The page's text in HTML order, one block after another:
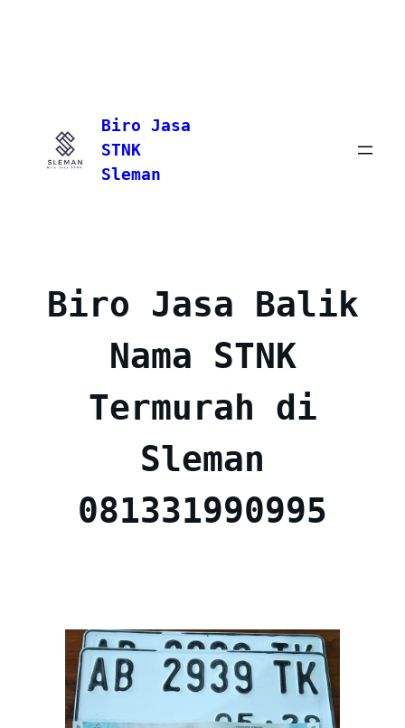
content
Biro Jasa
STNK
Sleman
Biro Jasa Balik
Nama STNK
Termurah di
Sleman
081331990995